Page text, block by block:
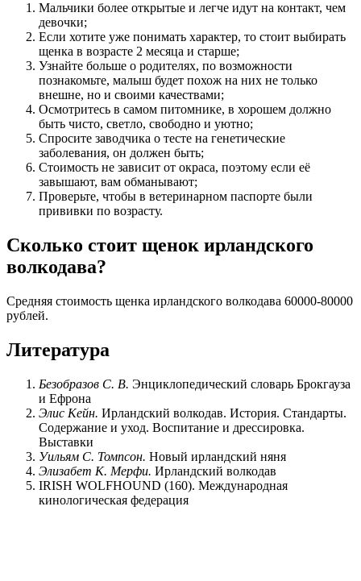
Мальчики более открытые и легче идут на контакт, чем
девочки;
Если хотите уже понимать характер, то стоит выбирать
щенка в возрасте 2 месяца и старше;
Узнайте больше о родителях, по возможности
познакомьте, малыш будет похож на них не только
внешне, но и своими качествами;
Осмотритесь в самом питомнике, в хорошем должно
быть чисто, светло, свободно и уютно;
Спросите заводчика о тесте на генетические
заболевания, он должен быть;
Стоимость не зависит от окраса, поэтому если её
завышают, вам обманывают;
Проверьте, чтобы в ветеринарном паспорте были
прививки по возрасту.
Сколько стоит щенок ирландского
волкодава?
Средняя стоимость щенка ирландского волкодава 60000-80000
рублей.
Литература
Безобразов С. В. Энциклопедический словарь Брокгауза
и Ефрона
Элис Кейн. Ирландский волкодав. История. Стандарты.
Содержание и уход. Воспитание и дрессировка.
Выставки
Уильям С. Томпсон. Новый ирландский няня
Элизабет К. Мерфи. Ирландский волкодав
IRISH WOLFHOUND (160). Международная
кинологическая федерация